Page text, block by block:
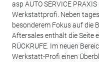
asp AUTO SERVICE
Werkstattprofi. Neben
besonderem Fokus auf die
Aftersales enthält die Seite
RÜCKRUFE. Im neuen
Werkstatt-Profi einen